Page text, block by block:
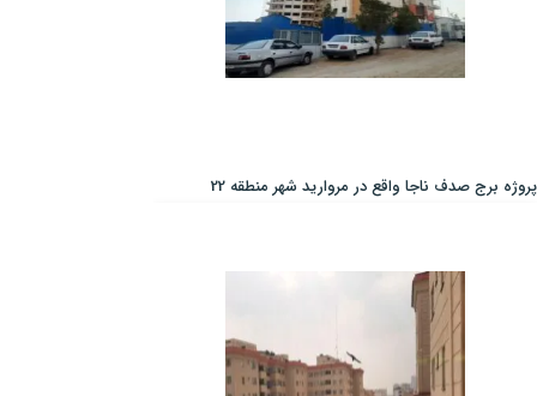
پروژه برج صدف ناجا واقع در مروارید شهر منطقه 22